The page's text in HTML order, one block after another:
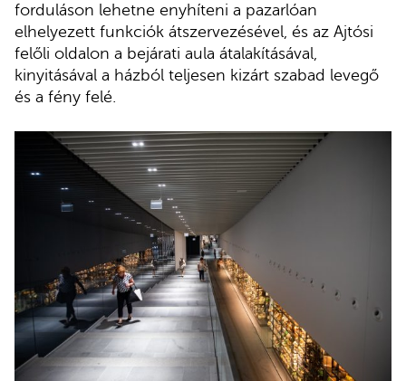
forduláson lehetne enyhíteni a pazarlóan
elhelyezett funkciók átszervezésével, és az Ajtósi
felőli oldalon a bejárati aula átalakításával,
kinyitásával a házból teljesen kizárt szabad levegő
és a fény felé.